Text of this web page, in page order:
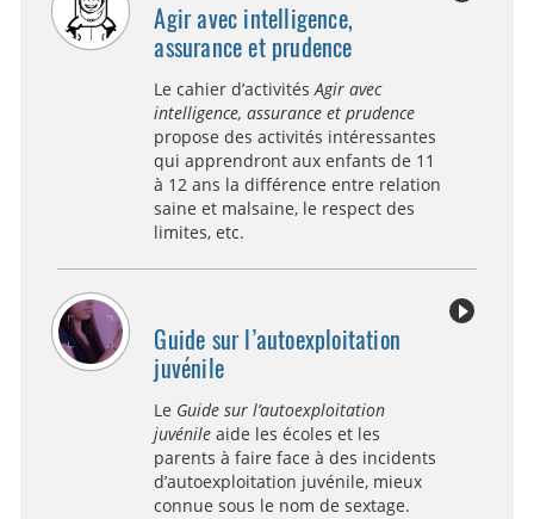
Agir avec intelligence,
assurance et prudence
Le cahier d’activitésAgir avec
intelligence, assurance et prudence
propose des activités intéressantes
qui apprendront aux enfants de 11
à 12 ans la différence entre relation
saine et malsaine, le respect des
limites, etc.
Guide sur l’autoexploitation
juvénile
Le Guide sur l’autoexploitation
juvénile aide les écoles et les
parents à faire face à des incidents
d’autoexploitation juvénile, mieux
connue sous le nom de sextage.